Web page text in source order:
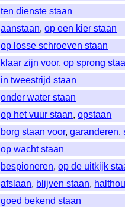
ten dienste staan
aanstaan,op een kier staan
op losse schroeven staan
klaar zijn voor,op sprong
in tweestrijd staan
onder water staan
op het vuur staan,opstaan
borg staan voor,garanderen,
op wacht staan
bespioneren,op de uitkijk
afslaan, blijven staan,
goed bekend staan